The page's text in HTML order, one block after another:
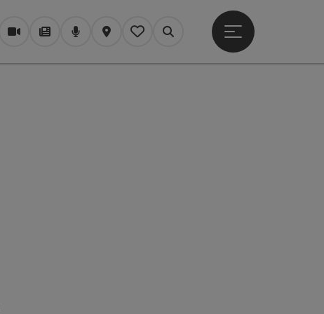
WebcamsMagazin/Blog
PodcastKarteMein Merkzettel
Suchen
Hauptmenü öffnen